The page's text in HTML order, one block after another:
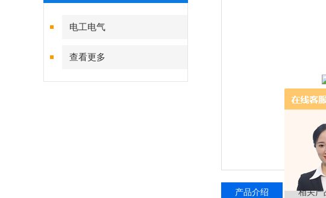
电工电气
查看更多
产品介绍 相关产